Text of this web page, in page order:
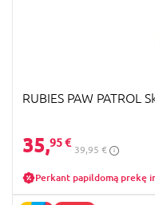
RUBIES PAW PATROL
35,95 €
39,95 €
Perkant papildomą prekę